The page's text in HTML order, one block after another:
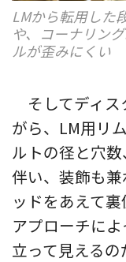
LMから転用した
や、コーナリン
ルが歪みにくい
そしてディス
がら、LM用リ
ルトの径と穴
伴い、装飾も
ッドをあえて
アプローチに
立って見えるの